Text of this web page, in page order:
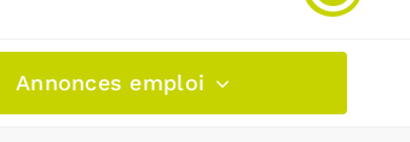
Annonces emploi